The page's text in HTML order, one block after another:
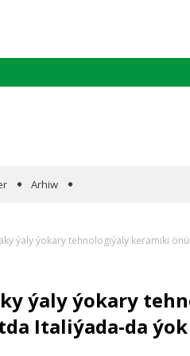
Arhiw
ýaly ýokary tehnologiýaly keramiki
ýaly ýokary
Italiýada-da ýok